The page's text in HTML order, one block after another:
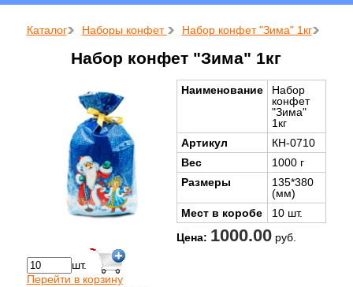
Каталог Наборы конфет Набор конфет "Зима" 1кг
Набор конфет "Зима" 1кг
Наименование
Набор
конфет
"Зима"
1кг
Артикул
КН-0710
Вес
1000 г
Размеры
135*380
(мм)
Мест в коробе
10 шт.
Цена: 1000.00руб.
шт.
Перейти в корзину